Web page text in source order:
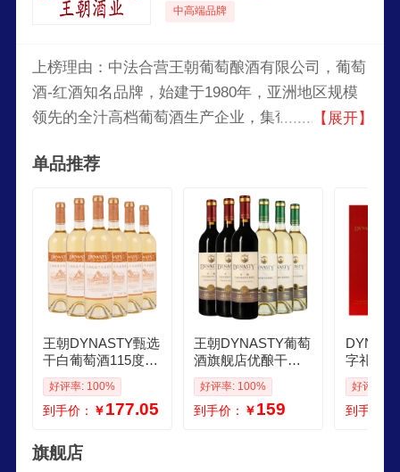
中高端品牌
上榜理由：中法合营王朝葡萄酿酒有限公司，葡萄
酒-红酒知名品牌，始建于1980年，亚洲地区规模
领先的全汁高档葡萄酒生产企业，集葡萄栽培、产
方是世界著名的法国人头马集团亚太有限公司。
【展开】
单品推荐
王朝DYNASTY甄选
干白葡萄酒115度微
醺国产红酒口粮酒
餐酒配海鲜 750ml6
整箱6瓶装
好评率: 100%
到手价： ￥177.05
王朝DYNASTY葡萄
酒旗舰店优酿干红3
瓶优酿干白3瓶组合
佐餐口粮酒 优酿干
红3瓶优酿干白3瓶
好评率: 100%
到手价： ￥159
字礼盒
产红酒
酒礼盒
750ml二
好评率:
到手价：
旗舰店